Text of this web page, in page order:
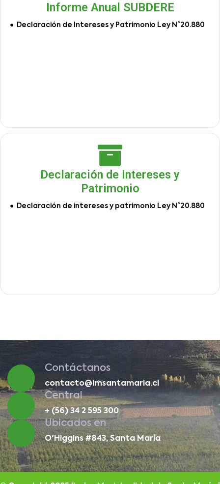
Informe Anual SUBDERE
Declaración de Intereses y Patrimonio Ley N°20.880
Declaración de Intereses y
Patrimonio
Declaración de intereses y patrimonio Ley N°20.880
Contáctanos
contacto@imsantamaria.cl
Central
+ (56) 34 2 595 300
Ubicados en
O'Higgins #843, Santa María